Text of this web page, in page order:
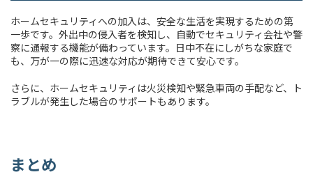
ホームセキュリティへの加入は、安全な生活を実現するための第
一歩です。外出中の侵入者を検知し、自動でセキュリティ会社や警
察に通報する機能が備わっています。日中不在にしがちな家庭で
も、万が一の際に迅速な対応が期待できて安心です。
さらに、ホームセキュリティは火災検知や緊急車両の手配など、ト
ラブルが発生した場合のサポートもあります。
まとめ